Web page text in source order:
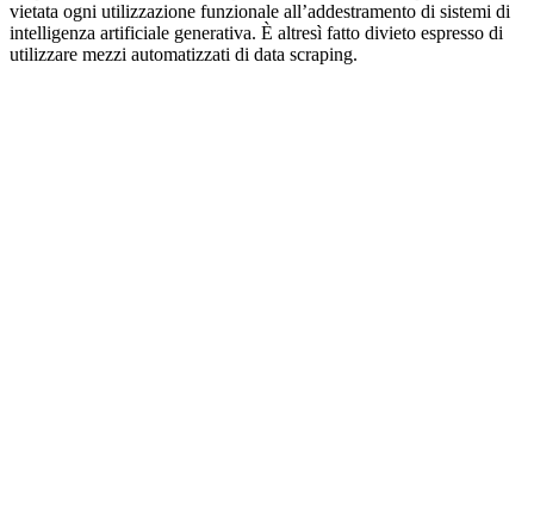
vietata ogni utilizzazione funzionale all’addestramento di sistemi di
intelligenza artificiale generativa. È altresì fatto divieto espresso di
utilizzare mezzi automatizzati di data scraping.